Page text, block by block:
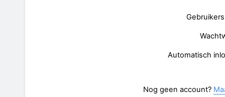
Automatisch
Nog geen account?